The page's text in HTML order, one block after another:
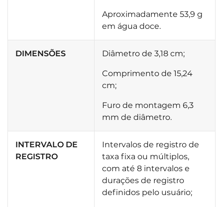
Aproximadamente 53,9 g
em água doce.
DIMENSÕES Diâmetro de 3,18 cm;
Comprimento de 15,24
cm;
Furo de montagem 6,3
mm de diâmetro.
INTERVALO DE
REGISTRO
Intervalos de registro de
taxa fixa ou múltiplos,
com até 8 intervalos e
durações de registro
definidos pelo usuário;